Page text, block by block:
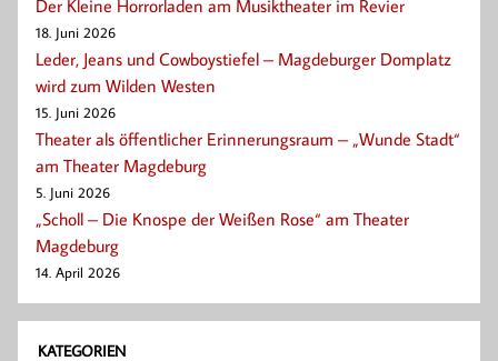
Der Kleine Horrorladen am Musiktheater im Revier
18. Juni 2026
Leder, Jeans und Cowboystiefel – Magdeburger Domplatz
wird zum Wilden Westen
15. Juni 2026
Theater als öffentlicher Erinnerungsraum – „Wunde Stadt“
am Theater Magdeburg
5. Juni 2026
„Scholl – Die Knospe der Weißen Rose“ am Theater
Magdeburg
14. April 2026
KATEGORIEN